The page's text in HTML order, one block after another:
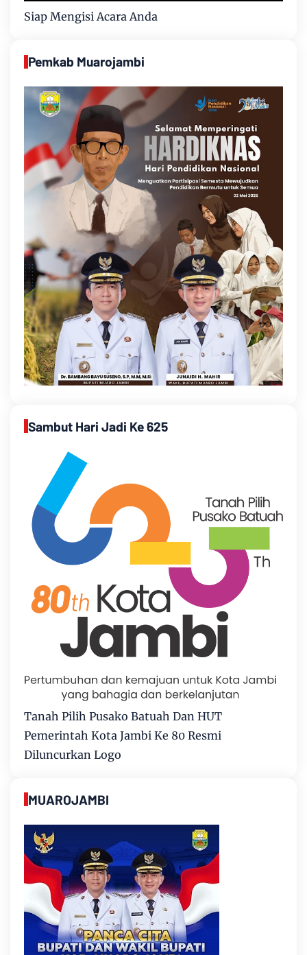
Siap Mengisi Acara Anda
Pemkab Muarojambi
Sambut Hari Jadi Ke 625
Tanah Pilih Pusako Batuah Dan HUT
Pemerintah Kota Jambi Ke 80 Resmi
Diluncurkan Logo
MUAROJAMBI